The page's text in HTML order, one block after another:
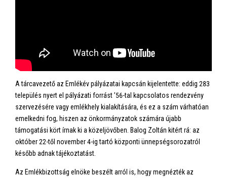
A tárcavezető az Emlékév pályázatai kapcsán kijelentette: eddig 283
település nyert el pályázati forrást ’56-tal kapcsolatos rendezvény
szervezésére vagy emlékhely kialakítására, és ez a szám várhatóan
emelkedni fog, hiszen az önkormányzatok számára újabb
támogatási kört írnak ki a közeljövőben. Balog Zoltán kitért rá: az
október 22-től november 4-ig tartó központi ünnepségsorozatról
később adnak tájékoztatást.
Az Emlékbizottság elnöke beszélt arról is, hogy megnézték az